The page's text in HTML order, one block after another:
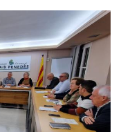
Del Baix
El
Socials